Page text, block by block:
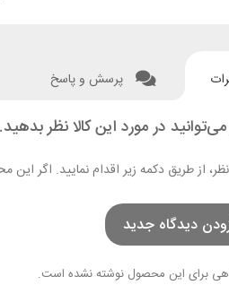
پرسش و پاسخ
در مورد این کالا نظر بدهید.
از طریق دکمه زیر اقدام نمایید. اگر
دیدگاه جدید
برای این محصول نوشته نشده است.